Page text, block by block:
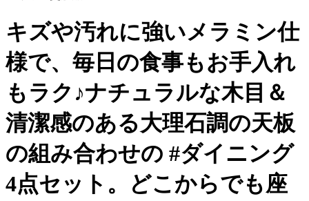
キズや汚れに強いメラミン仕
様で、毎日の食事もお手入れ
もラク♪ナチュラルな木目＆
清潔感のある大理石調の天板
の組み合わせの #ダイニング
4点セット。どこからでも座